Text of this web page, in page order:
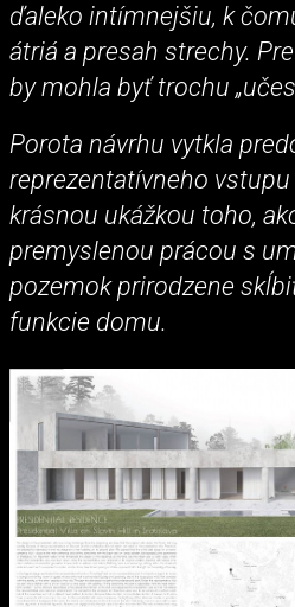
ďaleko intímnejšiu, k
átriá a presah strechy.
by mohla byť trochu
Porota návrhu vytkla
reprezentatívneho
krásnou ukážkou toho,
premyslenou prácou s
pozemok prirodzene
funkcie domu.